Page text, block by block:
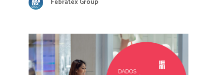
Febratex Group